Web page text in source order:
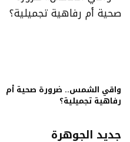
واقي الشمس.. ضرورة صحية أم
رفاهية تجميلية؟
جديد الجوهرة